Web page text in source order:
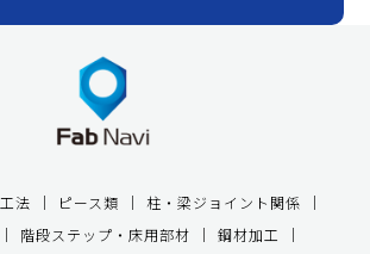
法 ピース類
柱・梁ジョイント関係
階段ステップ・床用部材
鋼材加工